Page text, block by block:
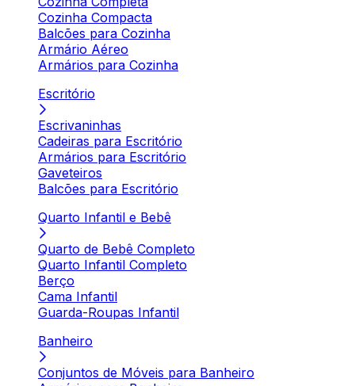
Cozinha Compacta
Balcões para Cozinha
Armário Aéreo
Armários para Cozinha
Escritório
Escrivaninhas
Cadeiras para Escritório
Armários para Escritório
Gaveteiros
Balcões para Escritório
Quarto Infantil e Bebê
Quarto de Bebê Completo
Quarto Infantil Completo
Berço
Cama Infantil
Guarda-Roupas Infantil
Banheiro
Conjuntos de Móveis para Banheiro